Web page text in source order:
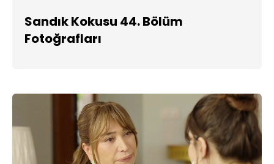
Sandık Kokusu 44. Bölüm
Fotoğrafları